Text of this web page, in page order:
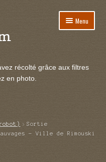
Menu
le
enfant
le
récolté grâce aux filtres
en photo.
Sortie
– Ville de Rimouski